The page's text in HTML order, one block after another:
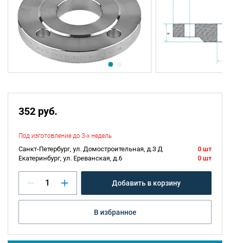
352 руб.
Под изготовление до 3-х недель
Санкт-Петербург, ул. Домостроительная, д.3 Д
0 шт
Екатеринбург, ул. Ереванская, д.6
0 шт
Добавить в корзину
В избранное